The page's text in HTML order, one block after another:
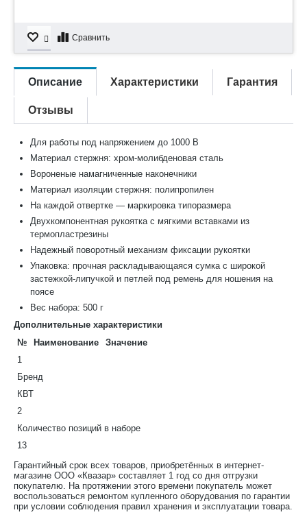
Сравнить
Описание Характеристики Гарантия
Отзывы
Для работы под напряжением до 1000 В
Материал стержня: хром-молибденовая сталь
Вороненые намагниченные наконечники
Материал изоляции стержня: полипропилен
На каждой отвертке — маркировка типоразмера
Двухкомпонентная рукоятка с мягкими вставками из
термопластрезины
Надежный поворотный механизм фиксации рукоятки
Упаковка: прочная раскладывающаяся сумка с широкой
застежкой-липучкой и петлей под ремень для ношения на
поясе
Вес набора: 500 г
Дополнительные характеристики
№
Наименование
Значение
1
Бренд
КВТ
2
Количество позиций в наборе
13
Гарантийный срок всех товаров, приобретённых в интернет-
магазине ООО «Квазар» составляет 1 год со дня отгрузки
покупателю. На протяжении этого времени покупатель может
воспользоваться ремонтом купленного оборудования по гарантии
при условии соблюдения правил хранения и эксплуатации товара.